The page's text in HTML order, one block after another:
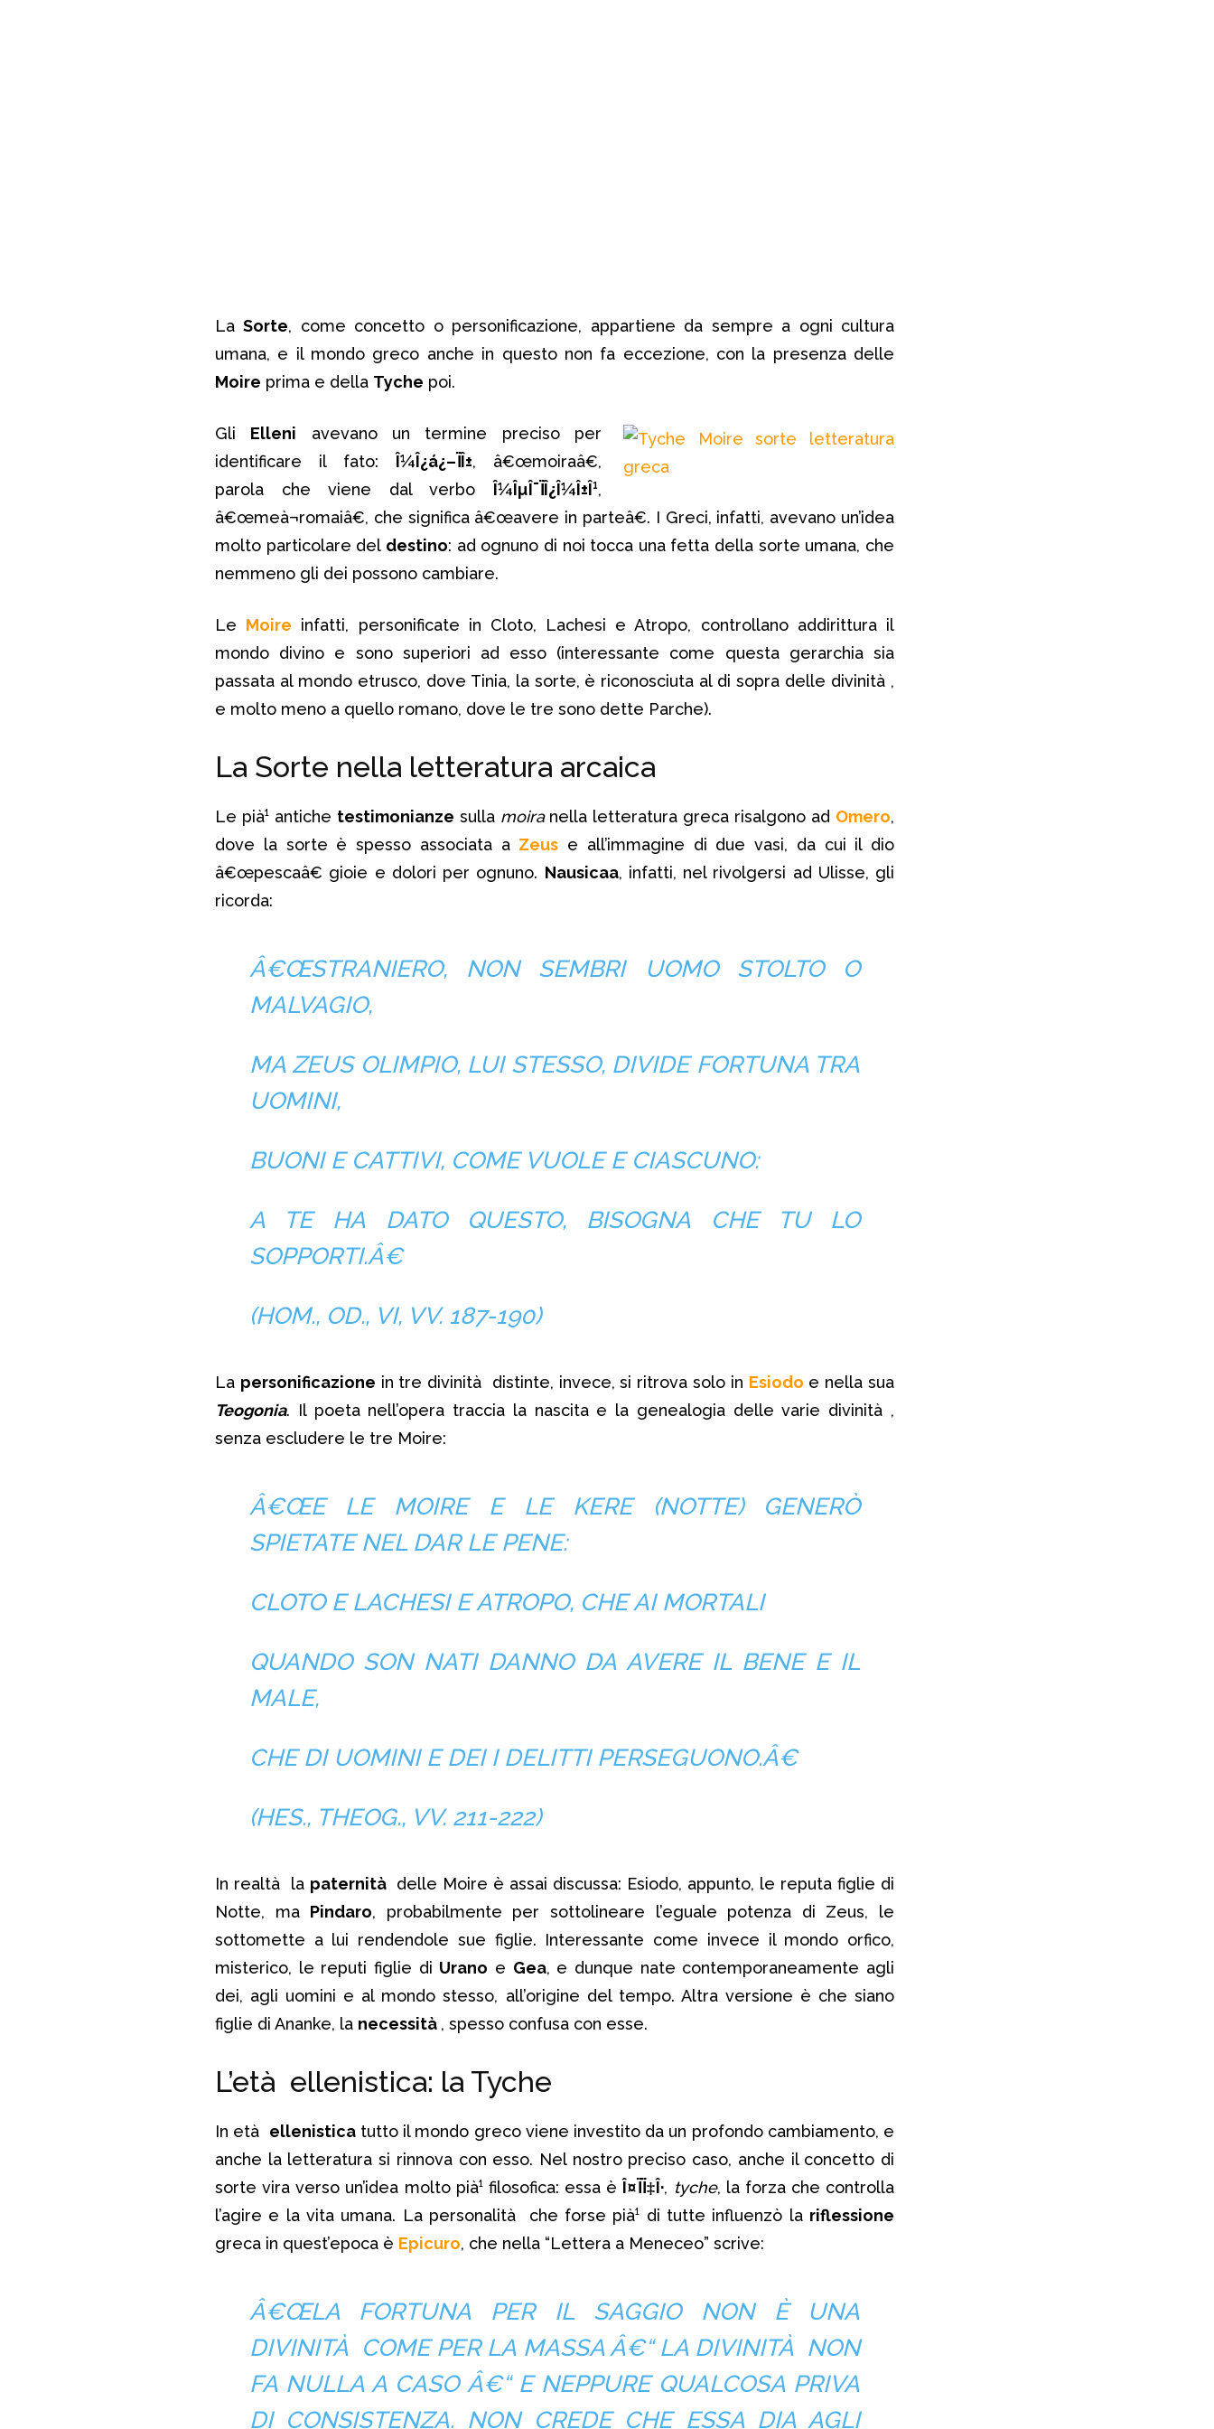
LaSorte, come concetto o personificazione, appartiene da sempre a ogni cultura
umana, e il mondo greco anche in questo non fa eccezione, con la presenza delle
Moire prima e della Tyche poi.
Gli Elleni avevano un termine preciso per
identificare il fato: Î¼Î¿á¿–ÏÎ±, â€œmoiraâ€,
parola che viene dal verbo Î¼ÎµÎ¯ÏÎ¿Î¼Î±Î¹,
â€œmeà¬romaiâ€, che significa â€œavere in parteâ€. I Greci, infatti, avevano un’idea
molto particolare del destino: ad ognuno di noi tocca una fetta della sorte umana, che
nemmeno gli dei possono cambiare.
Le Moire infatti, personificate in Cloto, Lachesi e Atropo, controllano addirittura il
mondo divino e sono superiori ad esso (interessante come questa gerarchia sia
passata al mondo etrusco, dove Tinia, la sorte, è riconosciuta al di sopra delle divinità ,
e molto meno a quello romano, dove le tre sono dette Parche).
La Sorte nella letteratura arcaica
Le pià¹ antiche testimonianze sulla moiranella letteratura greca risalgono ad Omero,
dove la sorte è spesso associata a Zeus e all’immagine di due vasi, da cui il dio
â€œpescaâ€ gioie e dolori per ognuno. Nausicaa, infatti, nel rivolgersi ad Ulisse, gli
ricorda:
Â€ŒSTRANIERO, NON SEMBRI UOMO STOLTO O
MALVAGIO,
MA ZEUS OLIMPIO, LUI STESSO, DIVIDE FORTUNA TRA
UOMINI,
BUONI E CATTIVI, COME VUOLE E CIASCUNO:
A TE HA DATO QUESTO, BISOGNA CHE TU LO
SOPPORTI.Â€
(HOM., OD., VI, VV. 187-190)
La personificazione in tre divinità distinte, invece, si ritrova solo in Esiodo e nella sua
Teogonia. Il poeta nell’opera traccia la nascita e la genealogia delle varie divinità ,
senza escludere le tre Moire:
Â€ŒE LE MOIRE E LE KERE (NOTTE) GENERÒ
SPIETATE NEL DAR LE PENE:
CLOTO E LACHESI E ATROPO, CHE AI MORTALI
QUANDO SON NATI DANNO DA AVERE IL BENE E IL
MALE,
CHE DI UOMINI E DEI I DELITTI PERSEGUONO.Â€
(HES., THEOG., VV. 211-222)
In realtà la paternità delle Moire è assai discussa: Esiodo, appunto, le reputa figlie di
Notte, ma Pindaro, probabilmente per sottolineare l’eguale potenza di Zeus, le
sottomette a lui rendendole sue figlie. Interessante come invece il mondo orfico,
misterico, le reputi figlie di Urano e Gea, e dunque nate contemporaneamente agli
dei, agli uomini e al mondo stesso, all’origine del tempo. Altra versione è che siano
figlie di Ananke, la necessità , spesso confusa con esse.
L’età ellenistica: la Tyche
In età ellenisticatutto il mondo greco viene investito da un profondo cambiamento, e
anche la letteratura si rinnova con esso. Nel nostro preciso caso, anche il concetto di
sorte vira verso un’idea molto pià¹ filosofica: essa èÎ¤ÏÏ‡Î·, tyche, la forza che controlla
l’agire e la vita umana. La personalità che forse pià¹ di tutte influenzò la riflessione
greca in quest’epoca è Epicuro, che nella “Lettera a Meneceo” scrive:
Â€ŒLA FORTUNA PER IL SAGGIO NON È UNA
DIVINITÀ COME PER LA MASSA Â€“ LA DIVINITÀ NON
FA NULLA A CASO Â€“ E NEPPURE QUALCOSA PRIVA
DI CONSISTENZA. NON CREDE CHE ESSA DIA AGLI